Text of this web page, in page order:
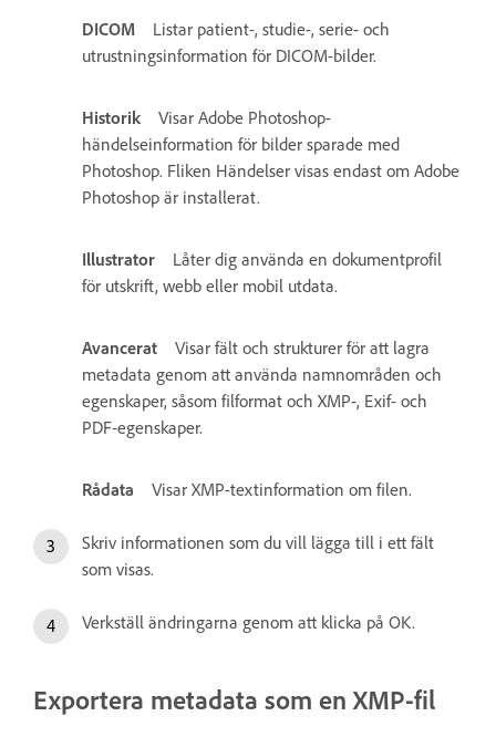
DICOM
Listar patient-, studie-, serie- och
utrustningsinformation för DICOM-bilder.
Historik
Visar Adobe Photoshop-
händelseinformation för bilder sparade med
Photoshop. Fliken Händelser visas endast om Adobe
Photoshop är installerat.
Illustrator
Låter dig använda en dokumentprofil
för utskrift, webb eller mobil utdata.
Avancerat
Visar fält och strukturer för att lagra
metadata genom att använda namnområden och
egenskaper, såsom filformat och XMP-, Exif- och
PDF-egenskaper.
Rådata Visar XMP-textinformation om filen.
Skriv informationen som du vill lägga till i ett fält
som visas.
Verkställ ändringarna genom att klicka på OK.
Exportera metadata som en XMP-fil